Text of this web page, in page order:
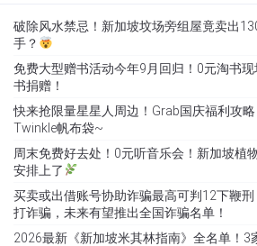
破除风水禁忌！新加坡坟场旁组屋竟卖出
手？
免费大型赠书活动今年9月回归！0元淘书现
书捐赠！
快来抢限量星星人周边！Grab国庆福利攻
Twinkle帆布袋~
周末免费好去处！0元听音乐会！新加坡植
安排上了
买卖或出借账号协助诈骗最高可判12下鞭
打诈骗，未来有望推出全国诈骗名单！
2026最新《新加坡米其林指南》全名单！3